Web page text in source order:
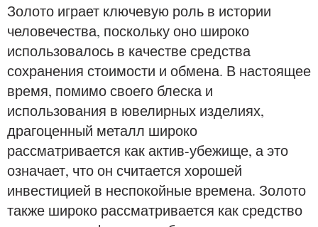
Золото играет ключевую роль в истории
человечества, поскольку оно широко
использовалось в качестве средства
сохранения стоимости и обмена. В настоящее
время, помимо своего блеска и
использования в ювелирных изделиях,
драгоценный металл широко
рассматривается как актив-убежище, а это
означает, что он считается хорошей
инвестицией в неспокойные времена. Золото
также широко рассматривается как средство